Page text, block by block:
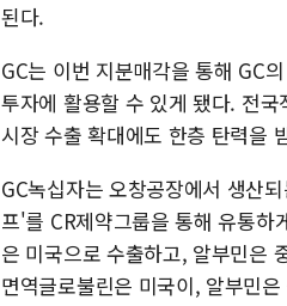
된다.
GC는 이번 지분매각을 통해 GC
투자에 활용할 수 있게 됐다. 전
시장 수출 확대에도 한층 탄력을
GC녹십자는 오창공장에서 생산
프'를 CR제약그룹을 통해 유통하
은 미국으로 수출하고, 알부민은
면역글로불린은 미국이, 알부민